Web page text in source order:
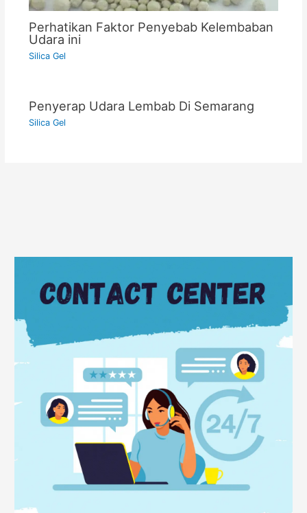
Perhatikan Faktor Penyebab Kelembaban
Udara ini
Silica Gel
Penyerap Udara Lembab Di Semarang
Silica Gel